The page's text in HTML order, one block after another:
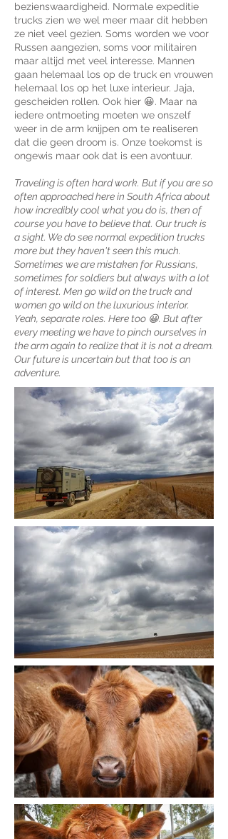
bezienswaardigheid. Normale expeditie
trucks zien we wel meer maar dit hebben
ze niet veel gezien. Soms worden we voor
Russen aangezien, soms voor militairen
maar altijd met veel interesse. Mannen
gaan helemaal los op de truck en vrouwen
helemaal los op het luxe interieur. Jaja,
gescheiden rollen. Ook hier 😀. Maar na
iedere ontmoeting moeten we onszelf
weer in de arm knijpen om te realiseren
dat die geen droom is. Onze toekomst is
ongewis maar ook dat is een avontuur.
Traveling is often hard work. But if you are so
often approached here in South Africa about
how incredibly cool what you do is, then of
course you have to believe that. Our truck is
a sight. We do see normal expedition trucks
more but they haven't seen this much.
Sometimes we are mistaken for Russians,
sometimes for soldiers but always with a lot
of interest. Men go wild on the truck and
women go wild on the luxurious interior.
Yeah, separate roles. Here too 😀. But after
every meeting we have to pinch ourselves in
the arm again to realize that it is not a dream.
Our future is uncertain but that too is an
adventure.